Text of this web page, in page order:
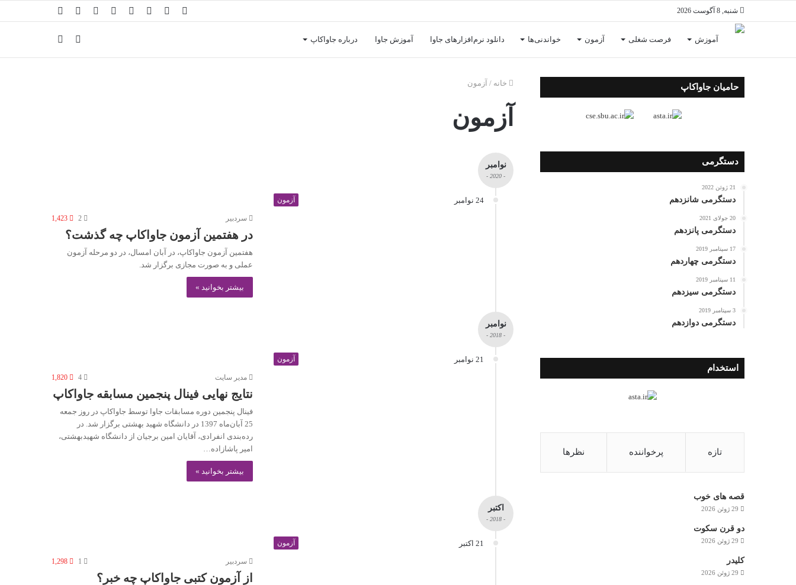
شنبه, 8 آگوست 2026
آموزش فرصت شغلی آزمون خواندنی‌ها دانلود نرم‌افزارهای جاوا آموزش جاوا درباره جاواکاپ
خانه / آزمون
آزمون
نوامبر
- 2020 -
24 نوامبر آزمون
سردبیر 2
1,423
در هفتمین آزمون جاواکاپ چه گذشت؟
هفتمین آزمون جاواکاپ، در آبان امسال، در دو مرحله آزمون
عملی و به صورت مجازی برگزار شد.
بیشتر بخوانید »
نوامبر
- 2018 -
21 نوامبر آزمون
مدير سايت 4
1,820
نتایج نهایی فینال پنجمین مسابقه جاواکاپ
فینال پنجمین دوره مسابقات جاوا توسط جاواکاپ در روز جمعه
25 آبان‌ماه 1397 در دانشگاه شهید بهشتی برگزار شد. در
رده‌بندی انفرادی، آقایان امین برجیان از دانشگاه شهیدبهشتی،
امیر پاشازاده…
بیشتر بخوانید »
اکتبر
- 2018 -
21 اکتبر آزمون
سردبیر 1
1,298
از آزمون کتبی جاواکاپ چه خبر؟
حامیان جاواکاپ
دستگرمی
21 ژوئن 2022
دستگرمی شانزدهم
20 جولای 2021
دستگرمی پانزدهم
17 سپتامبر 2019
دستگرمی چهاردهم
11 سپتامبر 2019
دستگرمی سیزدهم
3 سپتامبر 2019
دستگرمی دوازدهم
استخدام
تازه پرخواننده نظرها
قصه های خوب
29 ژوئن 2026
دو قرن سکوت
29 ژوئن 2026
کلیدر
29 ژوئن 2026